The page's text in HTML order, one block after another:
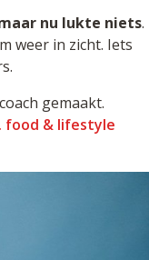
nu lukte niets.
weer in zicht. Iets
gemaakt.
food & lifestyle